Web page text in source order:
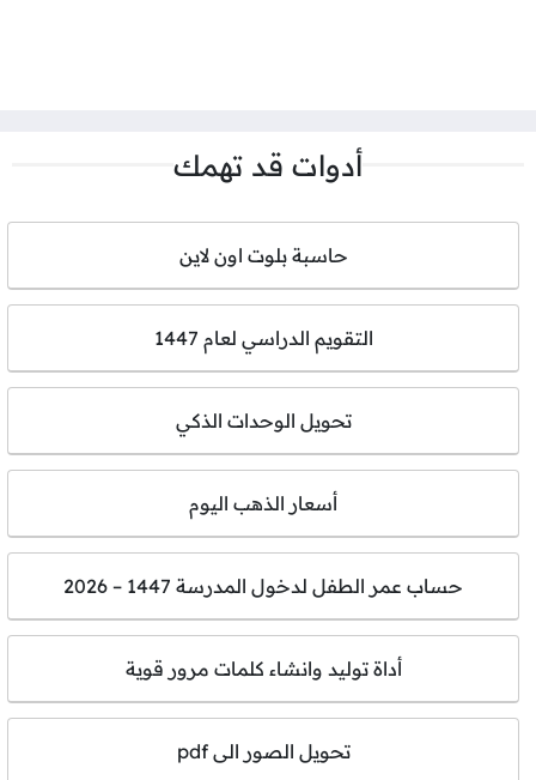
أدوات قد تهمك
حاسبة بلوت اون لاين
التقويم الدراسي لعام 1447
تحويل الوحدات الذكي
أسعار الذهب اليوم
حساب عمر الطفل لدخول المدرسة 1447 – 2026
أداة توليد وانشاء كلمات مرور قوية
تحويل الصور الى pdf